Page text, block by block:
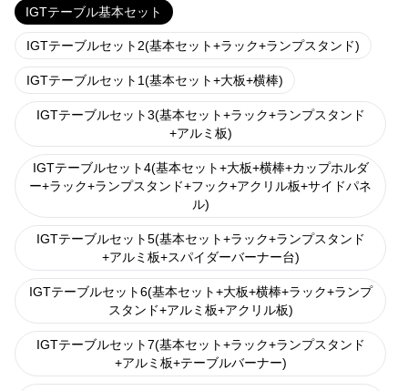
IGTテーブル基本セット
IGTテーブルセット2(基本セット+ラック+ランプスタンド)
IGTテーブルセット1(基本セット+大板+横棒)
IGTテーブルセット3(基本セット+ラック+ランプスタンド
+アルミ板)
IGTテーブルセット4(基本セット+大板+横棒+カップホルダ
ー+ラック+ランプスタンド+フック+アクリル板+サイドパネ
ル)
IGTテーブルセット5(基本セット+ラック+ランプスタンド
+アルミ板+スパイダーバーナー台)
IGTテーブルセット6(基本セット+大板+横棒+ラック+ランプ
スタンド+アルミ板+アクリル板)
IGTテーブルセット7(基本セット+ラック+ランプスタンド
+アルミ板+テーブルバーナー)